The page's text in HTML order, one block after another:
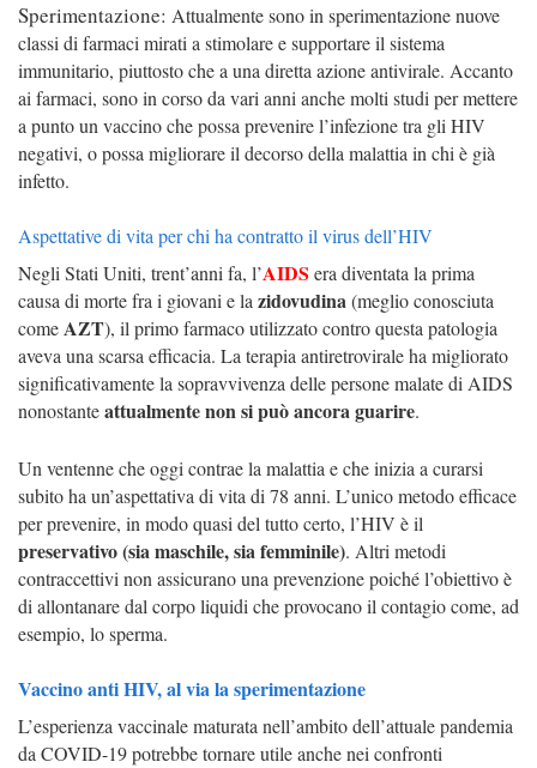
Sperimentazione: Attualmente sono in sperimentazione nuove
classi di farmaci mirati a stimolare e supportare il sistema
immunitario, piuttosto che a una diretta azione antivirale. Accanto
ai farmaci, sono in corso da vari anni anche molti studi per mettere
a punto un vaccino che possa prevenire l’infezione tra gli HIV
negativi, o possa migliorare il decorso della malattia in chi è già
infetto.
Aspettative di vita per chi ha contratto il virus dell’HIV
Negli Stati Uniti, trent’anni fa, l’AIDS era diventata la prima
causa di morte fra i giovani e la zidovudina (meglio conosciuta
come AZT), il primo farmaco utilizzato contro questa patologia
aveva una scarsa efficacia. La terapia antiretroviraleha migliorato
significativamente la sopravvivenza delle persone malate di AIDS
nonostanteattualmente non si può ancora guarire.
Un ventenne che oggi contrae la malattia e che inizia a curarsi
subitoha un’aspettativa di vita di 78 anni. L’unico metodo efficace
per prevenire, in modo quasi del tutto certo, l’HIV è il
preservativo (sia maschile, sia femminile). Altri metodi
contraccettivi non assicurano una prevenzione poiché l’obiettivo è
di allontanare dal corpo liquidi che provocano il contagio come, ad
esempio, lo sperma.
Vaccino anti HIV, al via la sperimentazione
L’esperienza vaccinale maturata nell’ambito dell’attuale pandemia
da COVID-19 potrebbe tornare utile anche nei confronti